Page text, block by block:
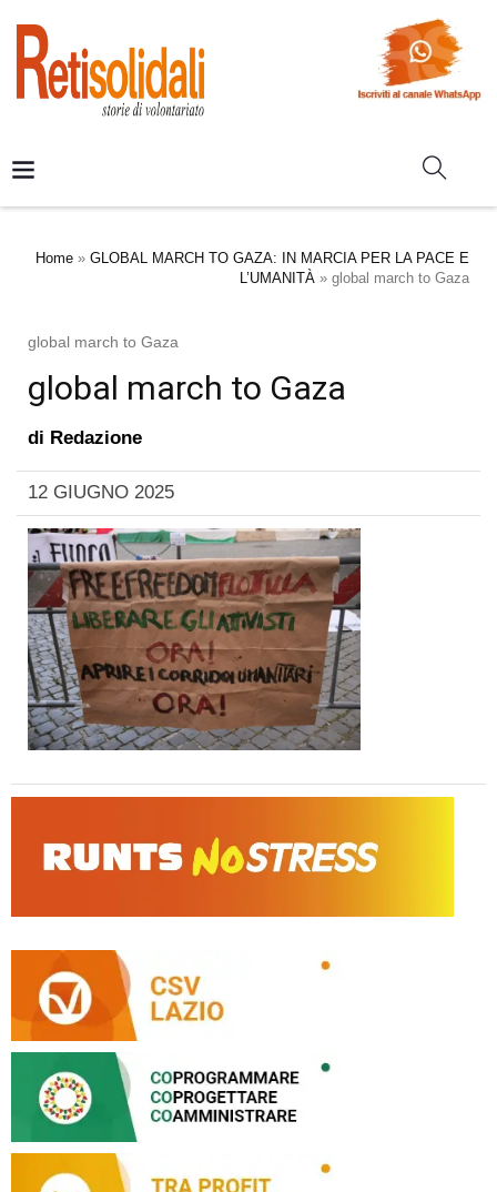
Home » GLOBAL MARCH TO GAZA: IN MARCIA PER LA PACE E
L’UMANITÀ » global march to Gaza
global march to Gaza
global march to Gaza
di Redazione
12 GIUGNO 2025